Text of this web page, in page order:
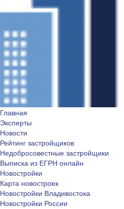
Главная
Эксперты
Новости
Рейтинг застройщиков
Недобросовестные застройщики
Выписка из ЕГРН онлайн
Новостройки
Карта новостроек
Новостройки Владивостока
Новостройки России